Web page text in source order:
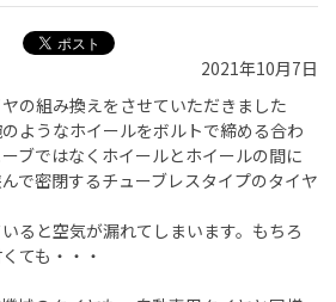
2021年10月7日
の組み換えをさせていただきました
ようなホイールをボルトで締める合わ
ブではなくホイールとホイールの間に
で密閉するチューブレスタイプのタイヤ
ると空気が漏れてしまいます。もちろ
ても・・・